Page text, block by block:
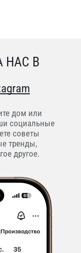
НАС В
дом или
социальные
советы
тренды,
другое.